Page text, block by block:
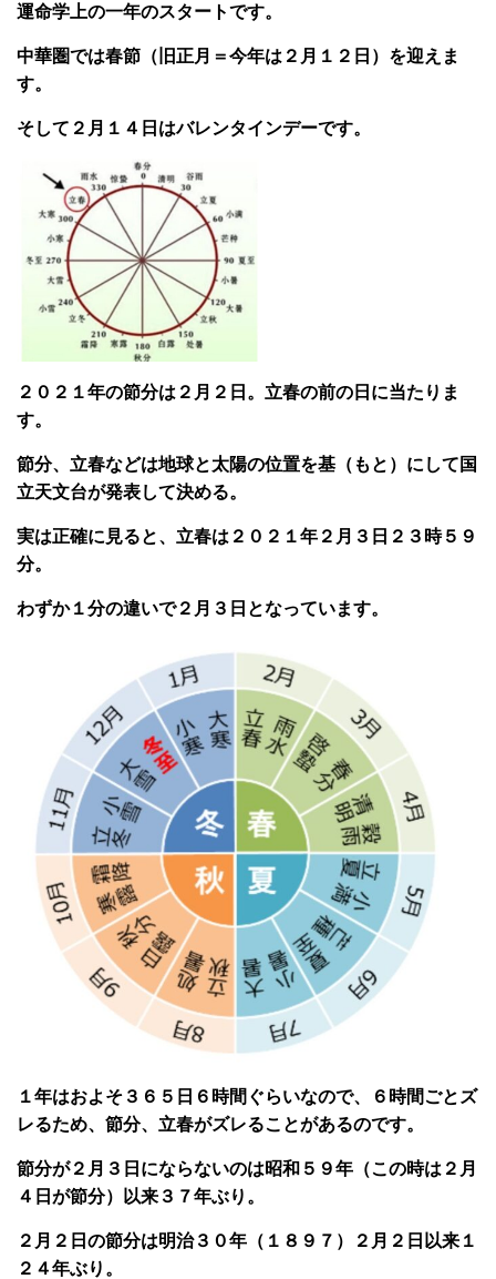
運命学上の一年のスタートです。
中華圏では春節（旧正月＝今年は２月１２日）を迎えま
す。
そして２月１４日はバレンタインデーです。
２０２１年の節分は２月２日。立春の前の日に当たりま
す。
節分、立春などは地球と太陽の位置を基（もと）にして国
立天文台が発表して決める。
実は正確に見ると、立春は２０２１年２月３日２３時５９
分。
わずか１分の違いで２月３日となっています。
１年はおよそ３６５日６時間ぐらいなので、６時間ごとズ
レるため、節分、立春がズレることがあるのです。
節分が２月３日にならないのは昭和５９年（この時は２月
４日が節分）以来３７年ぶり。
２月２日の節分は明治３０年（１８９７）２月２日以来１
２４年ぶり。